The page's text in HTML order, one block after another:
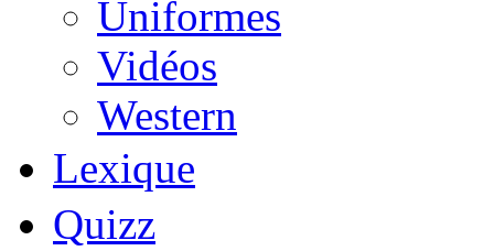
Uniformes
Vidéos
Western
Lexique
Quizz